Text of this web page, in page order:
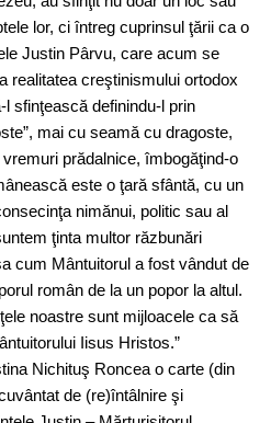
lor, ci întreg cuprinsul ţării ca o
Justin Pârvu, care acum se
realitatea creştinismului ortodox
sfinţească definindu-l prin
mai cu seamă cu dragoste,
prădalnice, îmbogăţind-o
este o ţară sfântă, cu un
nimănui, politic sau al
ţinta multor răzbunări
cum Mântuitorul a fost vândut de
român de la un popor la altul.
noastre sunt mijloacele ca să
Iisus Hristos.”
Nichituş Roncea o carte (din
de (re)întâlnire şi